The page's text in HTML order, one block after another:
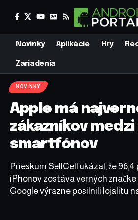
Novinky Aplikácie Hry
Zariadenia
NOVINKY
Apple má
zákazníkov
smartfónov
Prieskum SellCell ukázal, že
iPhonov zostáva verných značke
Google výrazne posilnili lojalitu